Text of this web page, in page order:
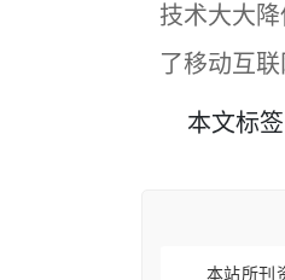
技术大大
了移动互
本文标签
本站所刊